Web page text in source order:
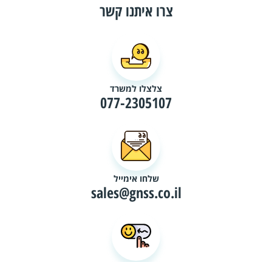
צרו איתנו קשר
צלצלו למשרד
077-2305107
שלחו אימייל
sales@gnss.co.il